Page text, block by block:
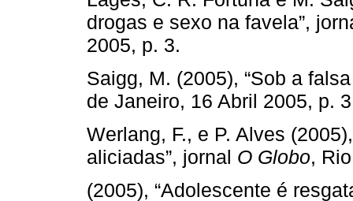
drogas e sexo na favela”,
2005, p. 3.
Saigg, M. (2005), “Sob a
de Janeiro, 16 Abril 2005, p.
Werlang, F., e P. Alves
aliciadas”, jornal O Globo,
(2005), “Adolescente é